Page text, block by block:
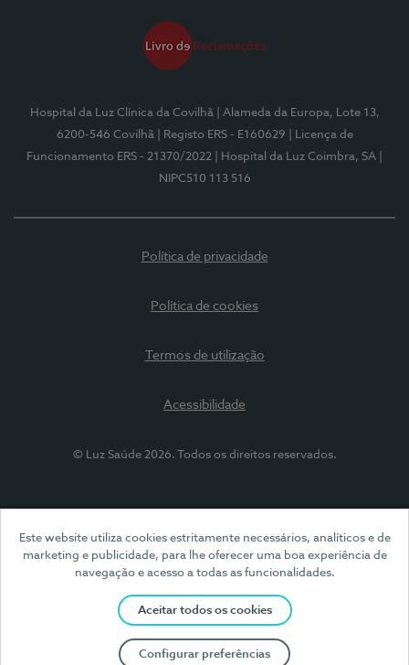
Este website utiliza cookies estritamente necessários, analíticos e de
marketing e publicidade, para lhe oferecer uma boa experiência de
navegação e acesso a todas as funcionalidades.
Aceitar todos os cookies
Configurar preferências
Hospital da Luz Clínica da Covilhã
| Alameda da Europa, Lote 13,
6200-546 Covilhã
| Registo ERS - E160629
| Licença de
Funcionamento ERS - 21370/2022
| Hospital da Luz Coimbra, SA
NIPC510 113 516
Política de privacidade
Política de cookies
Termos de utilização
Acessibilidade
© Luz Saúde 2026. Todos os direitos reservados.